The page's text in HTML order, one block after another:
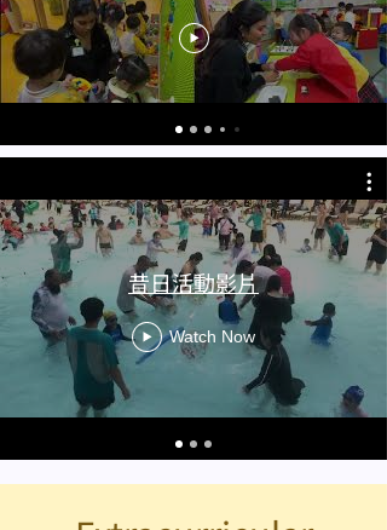
昔日活動影片
Watch Now